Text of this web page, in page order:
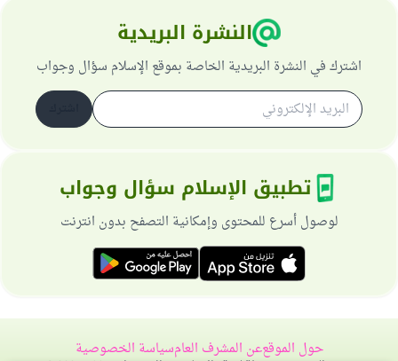
النشرة البريدية
اشترك في النشرة البريدية الخاصة بموقع الإسلام سؤال وجواب
تطبيق الإسلام سؤال وجواب
لوصول أسرع للمحتوى وإمكانية التصفح بدون انترنت
حول الموقععن المشرف العامسياسة الخصوصية